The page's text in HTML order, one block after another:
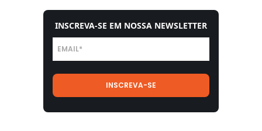
INSCREVA-SE EM NOSSA NEWSLETTER